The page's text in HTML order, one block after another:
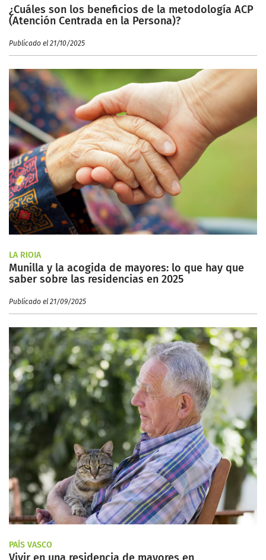
¿Cuáles son los beneficios de la metodología ACP
(Atención Centrada en la Persona)?
Publicado el 21/10/2025
LA RIOJA
Munilla y la acogida de mayores: lo que hay que
saber sobre las residencias en 2025
Publicado el 21/09/2025
PAÍS VASCO